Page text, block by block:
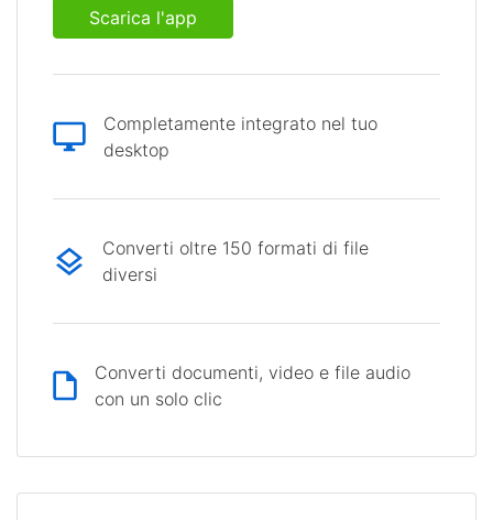
Scarica l'app
Completamente integrato nel tuo
desktop
Converti oltre 150 formati di file
diversi
Converti documenti, video e file audio
con un solo clic